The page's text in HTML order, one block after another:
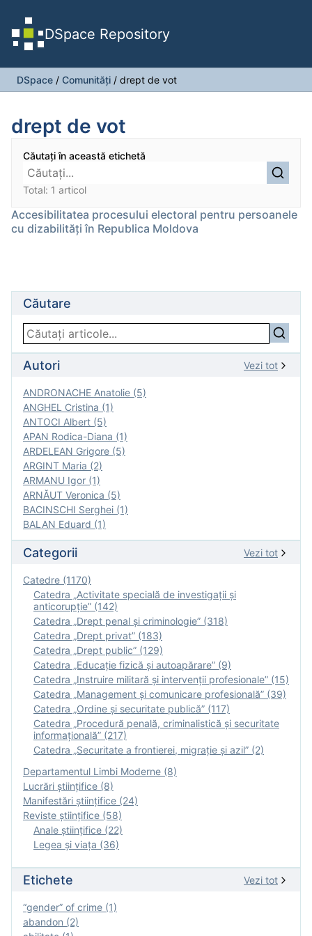
DSpace Repository
DSpace / Comunități / drept de vot
drept de vot
Căutați în această etichetă
Total: 1 articol
Accesibilitatea procesului electoral pentru persoanele
cu dizabilităţi în Republica Moldova
Căutare
Autori Vezi tot
ANDRONACHE Anatolie (5)
ANGHEL Cristina (1)
ANTOCI Albert (5)
APAN Rodica-Diana (1)
ARDELEAN Grigore (5)
ARGINT Maria (2)
ARMANU Igor (1)
ARNĂUT Veronica (5)
BACINSCHI Serghei (1)
BALAN Eduard (1)
Categorii Vezi tot
Catedre (1170)
Catedra „Activitate specială de investigaţii şi
anticorupție” (142)
Catedra „Drept penal și criminologie” (318)
Catedra „Drept privat” (183)
Catedra „Drept public” (129)
Catedra „Educație fizică şi autoapărare” (9)
Catedra „Instruire militară şi intervenţii profesionale” (15)
Catedra „Management și comunicare profesională” (39)
Catedra „Ordine și securitate publică” (117)
Catedra „Procedură penală, criminalistică și securitate
informațională” (217)
Catedra „Securitate a frontierei, migrație și azil” (2)
Departamentul Limbi Moderne (8)
Lucrări științifice (8)
Manifestări ştiinţifice (24)
Reviste ştiinţifice (58)
Anale ştiinţifice (22)
Legea şi viaţa (36)
Etichete Vezi tot
“gender” of crime (1)
abandon (2)